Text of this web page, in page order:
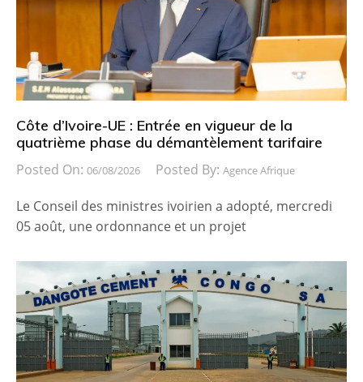
Côte d’Ivoire-UE : Entrée en vigueur de la
quatrième phase du démantèlement tarifaire
Posted On: 06/08/2026 Posted By: Agence Afrique
Le Conseil des ministres ivoirien a adopté, mercredi
05 août, une ordonnance et un projet